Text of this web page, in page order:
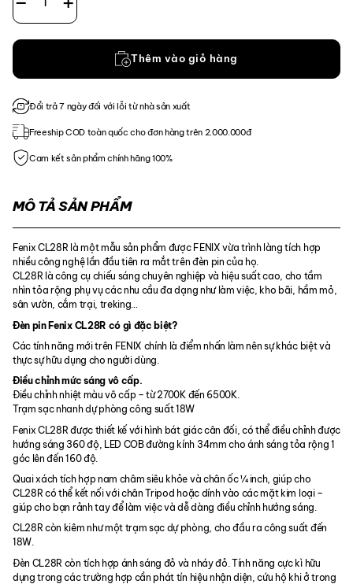
Thêm vào giỏ hàng
Đổi trả 7 ngày đối với lỗi từ nhà sản xuất
Freeship COD toàn quốc cho đơn hàng trên 2.000.000đ
Cam kết sản phẩm chính hãng 100%
MÔ TẢ SẢN PHẨM
Fenix CL28R là một mẫu sản phẩm được FENIX vừa trình làng tích hợp
nhiều công nghệ lần đầu tiên ra mắt trên đèn pin của họ.
CL28R là công cụ chiếu sáng chuyên nghiệp và hiệu suất cao, cho tầm
nhìn tỏa rộng phụ vụ các nhu cầu đa dạng như làm việc, kho bãi, hầm mỏ,
sân vườn, cắm trại, treking…
Đèn pin Fenix CL28R có gì đặc biệt?
Các tính năng mới trên FENIX chính là điểm nhấn làm nên sự khác biệt và
thực sự hữu dụng cho người dùng.
Điều chỉnh mức sáng vô cấp.
Điều chỉnh nhiệt màu vô cấp – từ 2700K đến 6500K.
Trạm sạc nhanh dự phòng công suất 18W
Fenix CL28R được thiết kế với hình bát giác cân đối, có thể điều chỉnh được
hướng sáng 360 độ, LED COB đường kính 34mm cho ánh sáng tỏa rộng 1
góc lên đến 160 độ.
Quai xách tích hợp nam châm siêu khỏe và chân ốc ¼ inch, giúp cho
CL28R có thể kết nối với chân Tripod hoặc dính vào các mặt kim loại –
giúp cho bạn rảnh tay để làm việc và dễ dàng điều chỉnh hướng sáng.
CL28R còn kiêm như một trạm sạc dự phòng, cho đầu ra công suất đến
18W.
Đèn CL28R còn tích hợp ánh sáng đỏ và nháy đỏ. Tính năng cực kì hữu
dụng trong các trường hợp cần phát tín hiệu nhận diện, cứu hộ khi ở trong